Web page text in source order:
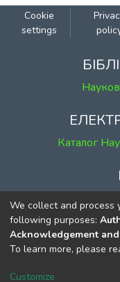
Cookie
settings
Каталог
м. Київ,
тел.
We collect and process
following purposes:
Acknowledgement
To learn more, please
Customize